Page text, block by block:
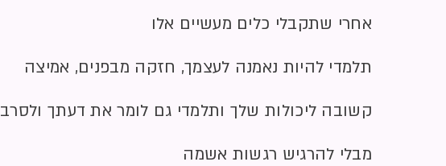
אחרי שתקבלי כלים מעשיים אלו
תלמדי להיות נאמנה לעצמך, חזקה מבפנים, אמיצה
קשובה ליכולות שלך ותלמדי גם לומר את דעתך ולסרב
מבלי להרגיש רגשות אשמה